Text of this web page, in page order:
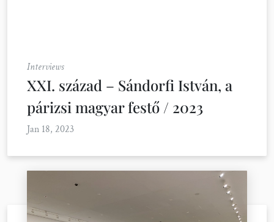
Interviews
XXI. század – Sándorfi István, a
párizsi magyar festő / 2023
Jan 18, 2023